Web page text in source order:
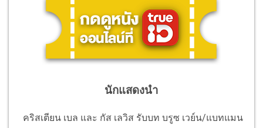
นักแสดงนำ
คริสเตียน เบล และ กัส เลวิส รับบท บรูซ เวย์น/แบทแมน